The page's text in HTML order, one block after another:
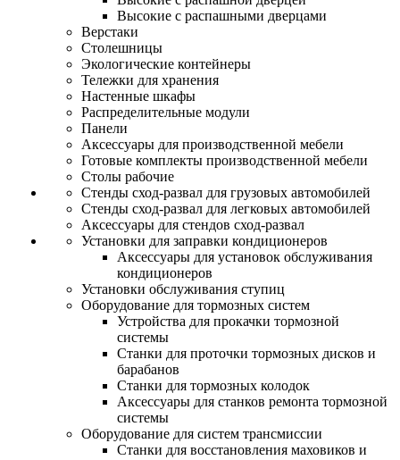
Высокие с распашными дверцами
Верстаки
Столешницы
Экологические контейнеры
Тележки для хранения
Настенные шкафы
Распределительные модули
Панели
Аксессуары для производственной мебели
Готовые комплекты производственной мебели
Столы рабочие
Стенды сход-развал для грузовых автомобилей
Стенды сход-развал для легковых автомобилей
Аксессуары для стендов сход-развал
Установки для заправки кондиционеров
Аксессуары для установок обслуживания
кондиционеров
Установки обслуживания ступиц
Оборудование для тормозных систем
Устройства для прокачки тормозной
системы
Станки для проточки тормозных дисков и
барабанов
Станки для тормозных колодок
Аксессуары для станков ремонта тормозной
системы
Оборудование для систем трансмиссии
Станки для восстановления маховиков и